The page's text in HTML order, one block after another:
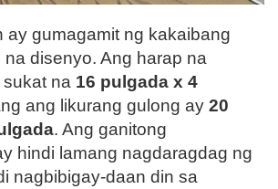
ay gumagamit ng kakaibang
disenyo. Ang harap na
na 16 pulgada x 4
ang likurang gulong ay 20
. Ang ganitong
hindi lamang nagdaragdag ng
nagbibigay-daan din sa